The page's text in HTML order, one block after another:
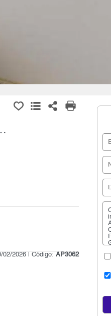
45 m² por R$ 378.000,00
02/2026 | Código:AP3062